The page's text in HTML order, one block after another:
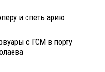
и спеть арию
с ГСМ в порту